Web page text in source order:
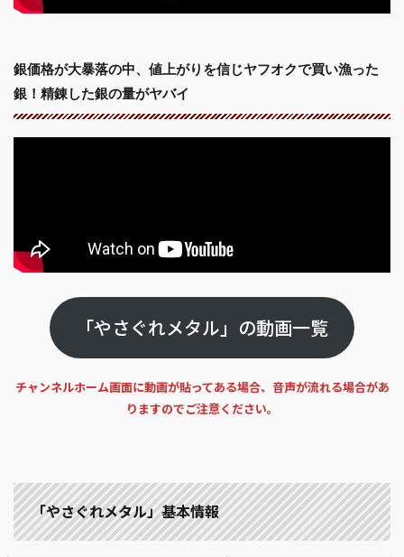
銀価格が大暴落の中、値上がりを信じヤフオクで買い漁った
銀！精錬した銀の量がヤバイ
「やさぐれメタル」の動画一覧
チャンネルホーム画面に動画が貼ってある場合、音声が流れる場合があ
りますのでご注意ください。
「やさぐれメタル」基本情報